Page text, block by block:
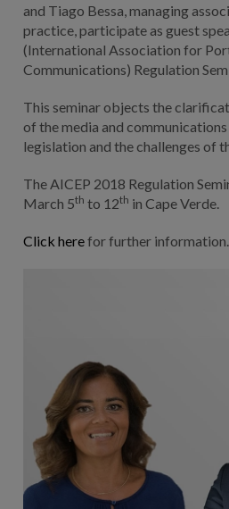
and Tiago Bessa, managing
practice, participate as guest
(International Association for
Communications) Regulation
This seminar objects the
of the media and
legislation and the challenges of
The AICEP 2018 Regulation
March 5th to 12th in Cape Verde.
Click herefor further information.